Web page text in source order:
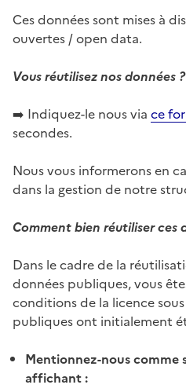
Ces données sont mises à
ouvertes / open data.
Vous réutilisez nos données ?
➡️ Indiquez-le nous via ce
secondes.
Nous vous informerons en
dans la gestion de notre
Comment bien réutiliser ces
Dans le cadre de la
données publiques, vous
conditions de la licence
publiques ont initialement
Mentionnez-nous comme
affichant :